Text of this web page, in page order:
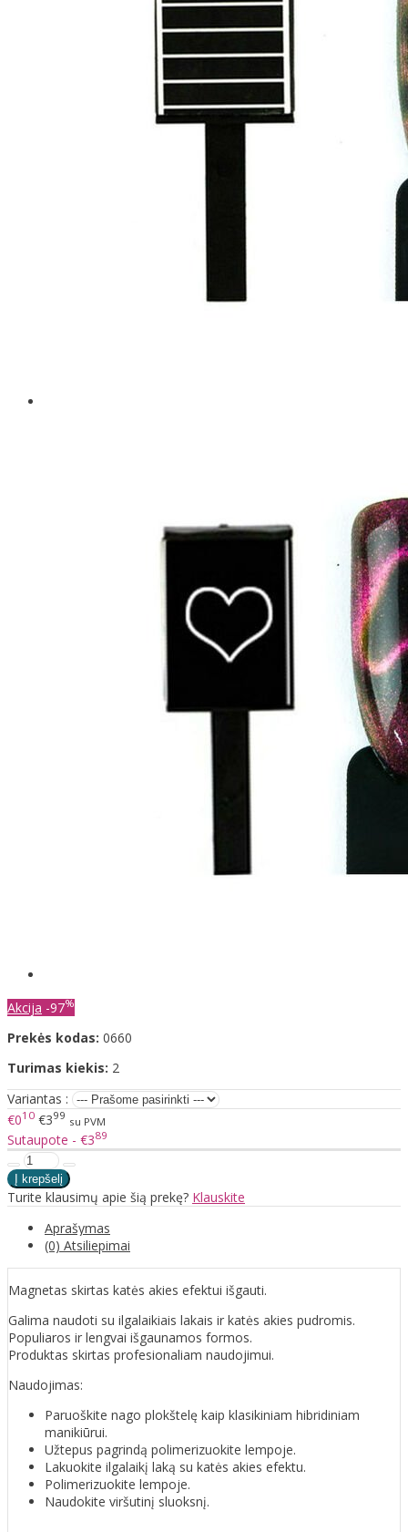
Akcija -97%
Prekės kodas: 0660
Turimas kiekis: 2
Variantas :
€010 €399 su PVM
Sutaupote - €389
Turite klausimų apie šią prekę? Klauskite
Aprašymas
(0) Atsiliepimai
Magnetas skirtas katės akies efektui išgauti.
Galima naudoti su ilgalaikiais lakais ir katės akies pudromis.
Populiaros ir lengvai išgaunamos formos.
Produktas skirtas profesionaliam naudojimui.
Naudojimas:
Paruoškite nago plokštelę kaip klasikiniam hibridiniam
manikiūrui.
Užtepus pagrindą polimerizuokite lempoje.
Lakuokite ilgalaikį laką su katės akies efektu.
Polimerizuokite lempoje.
Naudokite viršutinį sluoksnį.